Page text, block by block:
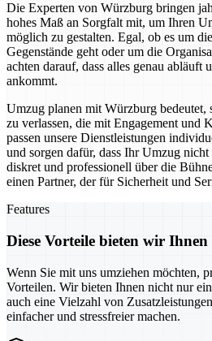
Die Experten von Würzburg bringen
hohes Maß an Sorgfalt mit, um Ihren
möglich zu gestalten. Egal, ob es um
Gegenstände geht oder um die
achten darauf, dass alles genau abläuft
ankommt.
Umzug planen mit Würzburg bedeutet,
zu verlassen, die mit Engagement und
passen unsere Dienstleistungen
und sorgen dafür, dass Ihr Umzug
diskret und professionell über die
einen Partner, der für Sicherheit und
Features
Diese Vorteile bieten wir Ihnen
Wenn Sie mit uns umziehen möchten,
Vorteilen. Wir bieten Ihnen nicht nur
auch eine Vielzahl von
einfacher und stressfreier machen.